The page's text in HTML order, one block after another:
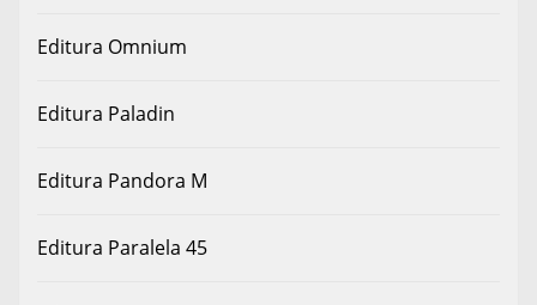
Editura Omnium
Editura Paladin
Editura Pandora M
Editura Paralela 45